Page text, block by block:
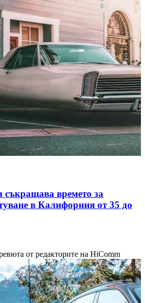
съкращава времето за
в Калифорния от 35 до
от редакторите на HiComm